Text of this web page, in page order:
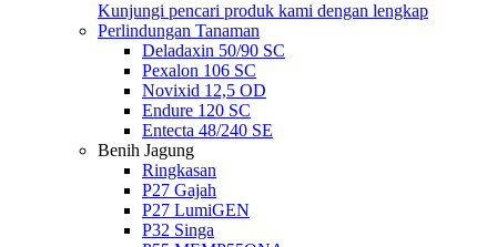
Kunjungi pencari produk kami dengan lengkap
Perlindungan Tanaman
Deladaxin 50/90 SC
Pexalon 106 SC
Novixid 12,5 OD
Endure 120 SC
Entecta 48/240 SE
Benih Jagung
Ringkasan
P27 Gajah
P27 LumiGEN
P32 Singa